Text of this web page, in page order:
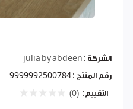
الشركة : julia by abdeen
رقم المنتج : 9999992500784
التقييم: (0)